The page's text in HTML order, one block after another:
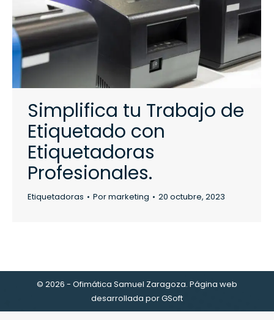
Simplifica tu Trabajo de
Etiquetado con
Etiquetadoras
Profesionales.
Etiquetadoras Pormarketing 20 octubre, 2023
© 2026 - Ofimática Samuel Zaragoza. Página web
desarrollada porGSoft